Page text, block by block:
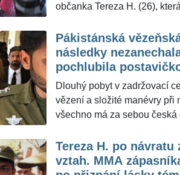
snem bylo stát se
občanka Tereza H. (26),
vlasti. Zdá se ale, že žádná
nezanechala šrámy na její
totiž štíhlou blondýnou,
bylo stát se modelkou.
Pákistánská
následky
pochlubila
Chtěla být slavnou
její babička
Dlouhý pobyt v zadržovací
vězení a složité manévry při
všechno má za sebou
heroinu a mohla se vrátit do
žádná z těchto útrap
fyzické schránce. Stejně
Tereza H. po
vztah. MMA